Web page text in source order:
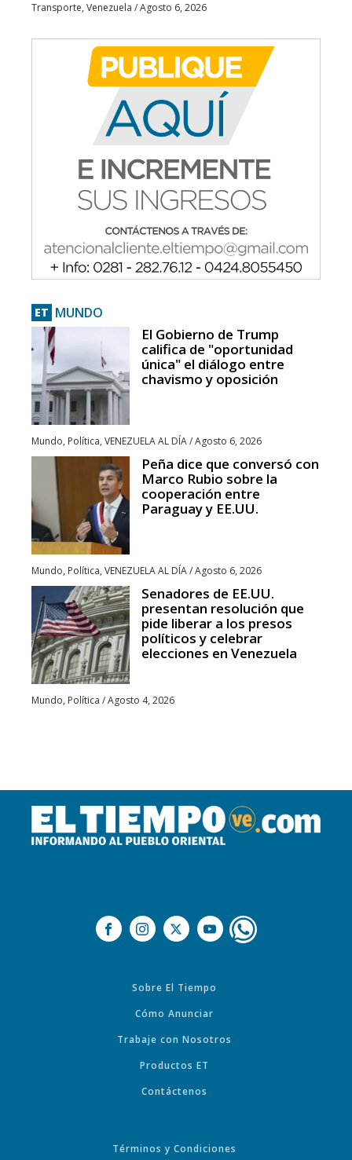
Transporte, Venezuela /Agosto 6, 2026
ET MUNDO
El Gobierno de Trump
califica de "oportunidad
única" el diálogo entre
chavismo y oposición
Mundo, Política, VENEZUELA AL DÍA/Agosto 6, 2026
Peña dice que conversó con
Marco Rubio sobre la
cooperación entre
Paraguay y EE.UU.
Mundo, Política, VENEZUELA AL DÍA/Agosto 6, 2026
Senadores de EE.UU.
presentan resolución que
pide liberar a los presos
políticos y celebrar
elecciones en Venezuela
Mundo, Política /Agosto 4, 2026
Sobre El Tiempo
Cómo Anunciar
Trabaje con Nosotros
Productos ET
Contáctenos
Términos y Condiciones